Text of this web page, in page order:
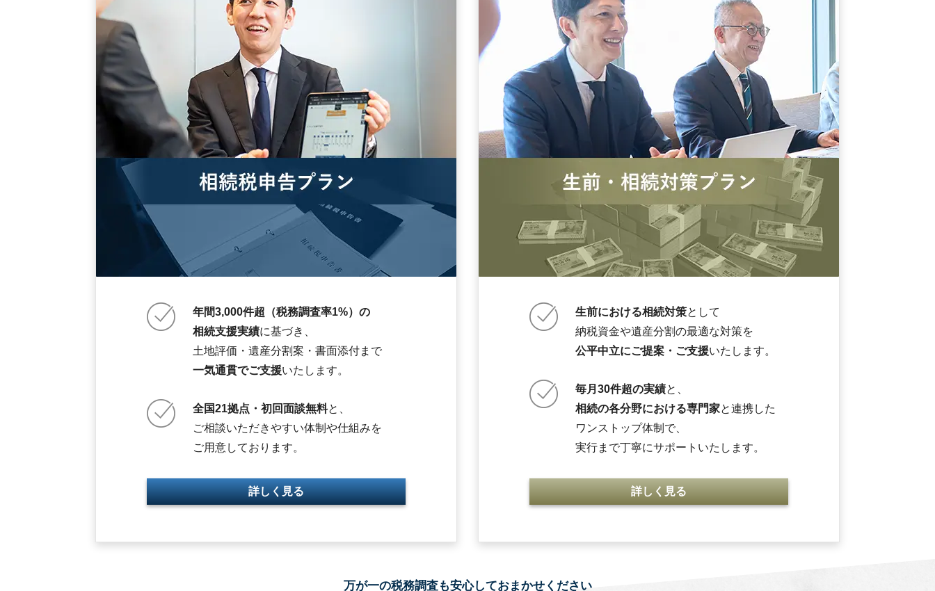
年間3,000件超（税務調査率1%）の
相続支援実績に基づき、
土地評価・遺産分割案・書面添付まで
一気通貫でご支援いたします。
全国21拠点・初回面談無料と、
ご相談いただきやすい体制や仕組みを
ご用意しております。
詳しく見る
生前における相続対策として
納税資金や遺産分割の最適な対策を
公平中立にご提案・ご支援いたします。
毎月30件超の実績と、
相続の各分野における専門家と連携した
ワンストップ体制で、
実行まで丁寧にサポートいたします。
詳しく見る
万が一の税務調査も安心しておまかせください